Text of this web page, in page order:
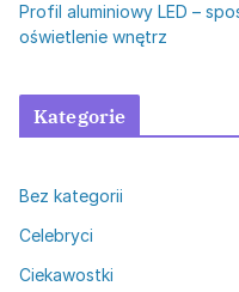
Profil aluminiowy LED –
oświetlenie wnętrz
Kategorie
Bez kategorii
Celebryci
Ciekawostki